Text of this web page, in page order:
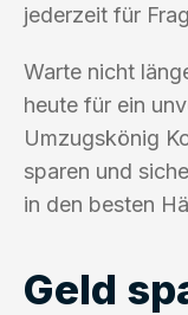
jederzeit für
Warte nicht
heute für ein
Umzugskönig
sparen und
in den besten
Geld